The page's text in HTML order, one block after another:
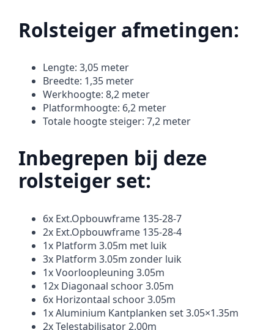
Rolsteiger afmetingen:
Lengte: 3,05 meter
Breedte: 1,35 meter
Werkhoogte: 8,2 meter
Platformhoogte: 6,2 meter
Totale hoogte steiger: 7,2 meter
Inbegrepen bij deze
rolsteiger set:
6x Ext.Opbouwframe 135-28-7
2x Ext.Opbouwframe 135-28-4
1x Platform 3.05m met luik
3x Platform 3.05m zonder luik
1x Voorloopleuning 3.05m
12x Diagonaal schoor 3.05m
6x Horizontaal schoor 3.05m
1x Aluminium Kantplanken set 3.05×1.35m
2x Telestabilisator 2.00m